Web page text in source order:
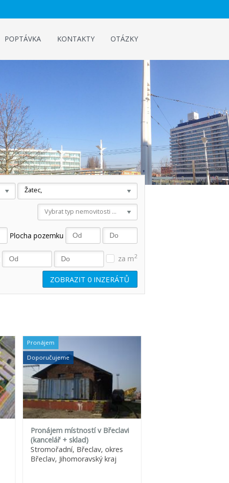
POPTÁVKA KONTAKTY OTÁZKY
Žatec,
Vybrat typ nemovitosti ...
Plocha pozemku
za m2
ZOBRAZIT0 INZERÁTŮ
Pronájem
Doporučujeme
Pronájem místností v Břeclavi
(kancelář + sklad)
Stromořadní, Břeclav, okres
Břeclav, Jihomoravský kraj